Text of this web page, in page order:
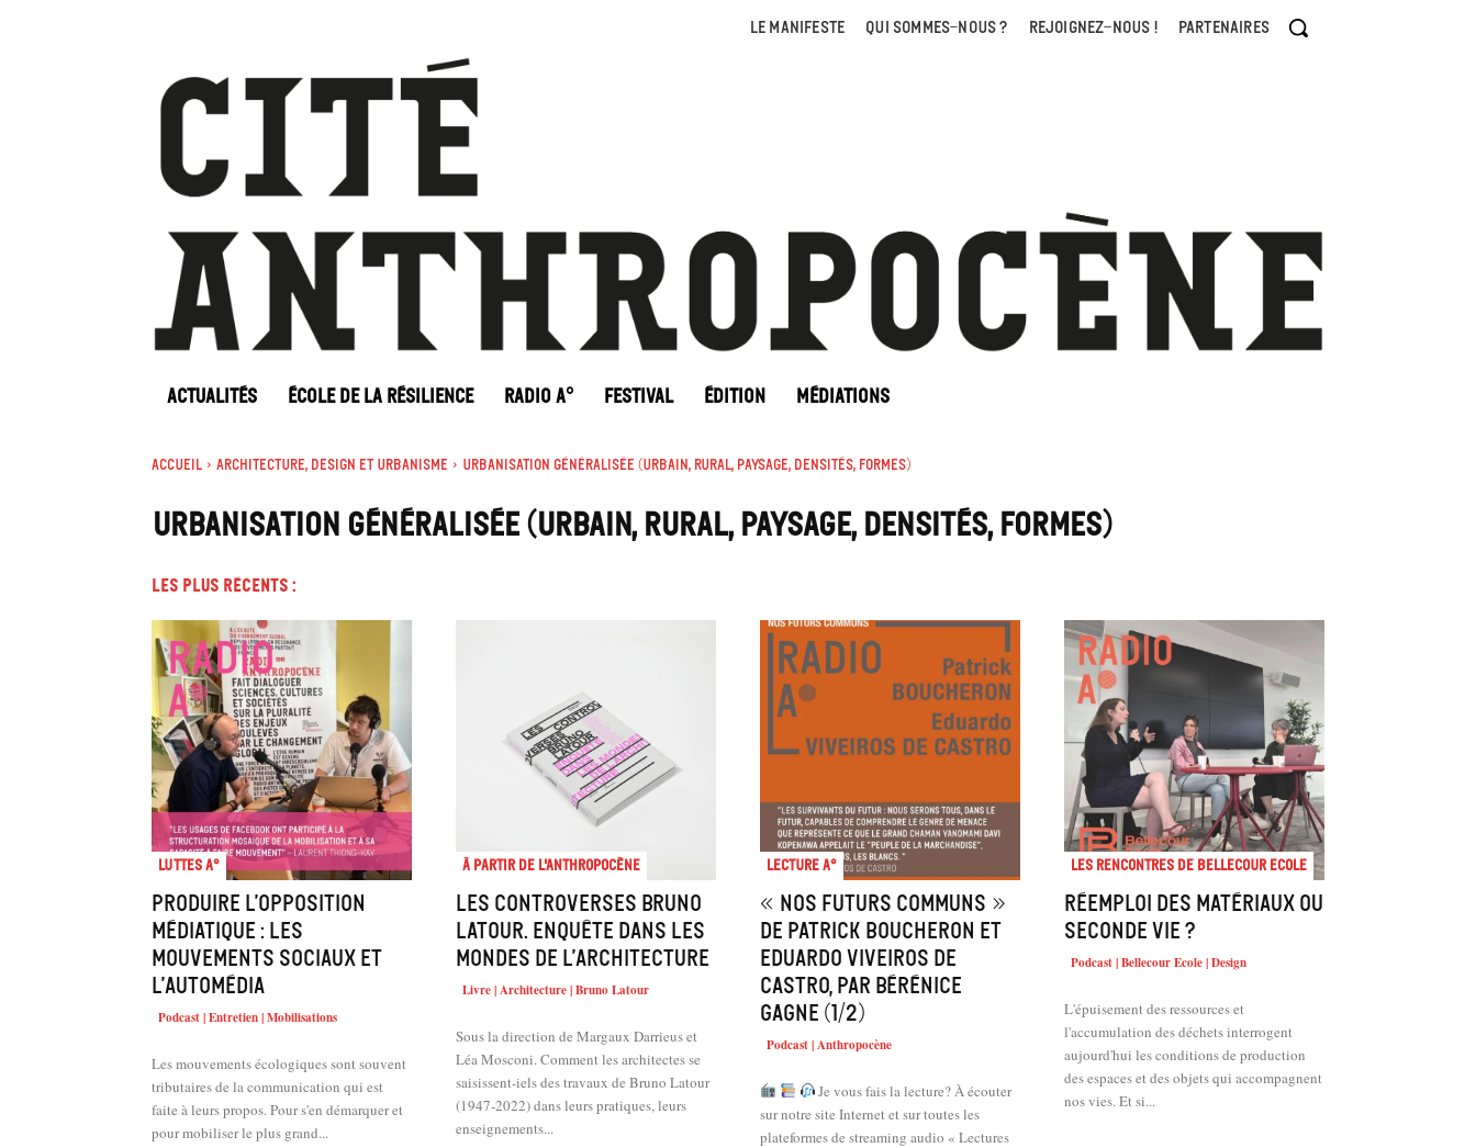
LE MANIFESTE QUI SOMMES-NOUS ? REJOIGNEZ-NOUS ! PARTENAIRES
ACTUALITÉS ÉCOLE DE LA RÉSILIENCE RADIO A° FESTIVAL ÉDITION MÉDIATIONS
Accueil Architecture, Design et Urbanisme Urbanisation généralisée (urbain, rural, paysage, densités, formes)
URBANISATION GÉNÉRALISÉE (URBAIN, RURAL, PAYSAGE, DENSITÉS, FORMES)
Les plus récents :
Luttes A°
Produire l’opposition
médiatique : les
mouvements sociaux et
l’automédia
Podcast | Entretien | Mobilisations
Les mouvements écologiques sont souvent
tributaires de la communication qui est
faite à leurs propos. Pour s'en démarquer et
pour mobiliser le plus grand...
À partir de l'anthropocène
Les controverses Bruno
Latour. Enquête dans les
mondes de l’architecture
Livre | Architecture | Bruno Latour
Sous la direction de Margaux Darrieus et
Léa Mosconi. Comment les architectes se
saisissent-iels des travaux de Bruno Latour
(1947-2022) dans leurs pratiques, leurs
enseignements...
Lecture A°
« Nos futurs communs »
de Patrick Boucheron et
Eduardo Viveiros de
Castro, par Bérénice
Gagne (1/2)
Podcast | Anthropocène
Je vous fais la lecture? À écouter
sur notre site Internet et sur toutes les
plateformes de streaming audio « Lectures
Les rencontres de Bellecour Ecole
Réemploi des matériaux ou
seconde vie ?
Podcast | Bellecour Ecole | Design
L'épuisement des ressources et
l'accumulation des déchets interrogent
aujourd'hui les conditions de production
des espaces et des objets qui accompagnent
nos vies. Et si...